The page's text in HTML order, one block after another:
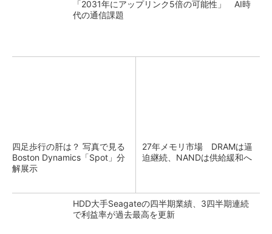
「2031年にアップリンク5倍の可能性」 AI時
代の通信課題
四足歩行の肝は？ 写真で見る
Boston Dynamics「Spot」分
解展示
27年メモリ市場 DRAMは逼
迫継続、NANDは供給緩和へ
HDD大手Seagateの四半期業績、3四半期連続
で利益率が過去最高を更新